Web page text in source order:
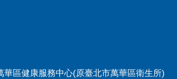
區健康服務中心(原臺北市萬華區衛生所)